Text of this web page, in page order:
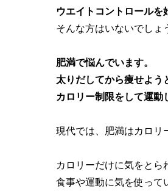
ウエイトコントロールを
そんな方はいないでしょ
肥満で悩んでいます。
太りだしてから痩せよう
カロリー制限をして運動
現代では、肥満はカロリ
カロリーだけに気をとら
食事や運動に気を使って